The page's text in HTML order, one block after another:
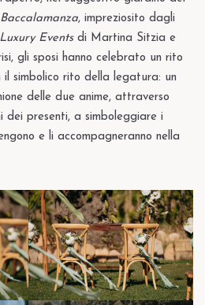
, impreziosito dagli
Eventsdi Martina Sitzia e
gli sposi hanno celebrato un rito
il simbolico rito della legatura: un
delle due anime, attraverso
dei presenti, a simboleggiare i
e li accompagneranno nella